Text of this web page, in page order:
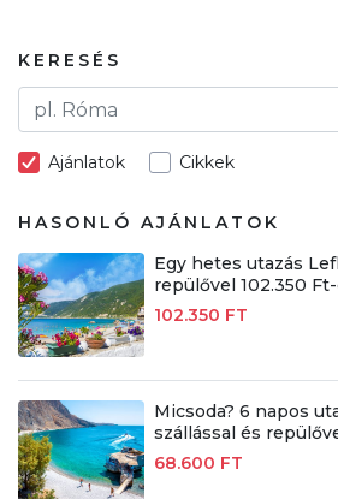
KERESÉS
Ajánlatok Cikkek
HASONLÓ AJÁNLATOK
Egy hetes utazás
repülővel 102.350
102.350 FT
Micsoda? 6 napos
szállással és
68.600 FT